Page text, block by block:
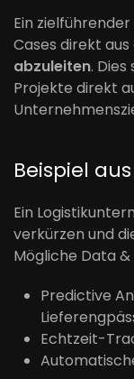
Ein
Cases direkt
abzuleiten.
Projekte direkt
Beispiel
Ein
verkürzen und
Mögliche Data
Predictive
Echtzeit-